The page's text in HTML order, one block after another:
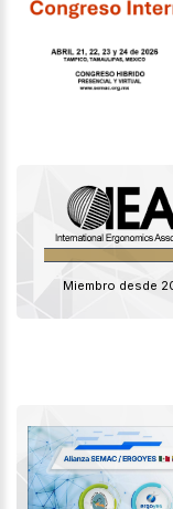
Miembro desde